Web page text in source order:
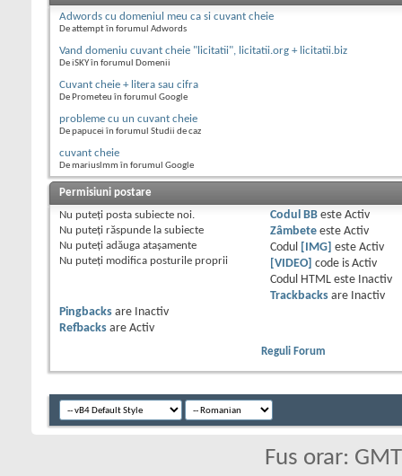
Adwords cu domeniul meu ca si cuvant cheie
De attempt în forumul Adwords
Vand domeniu cuvant cheie "licitatii", licitatii.org + licitatii.biz
De iSKY în forumul Domenii
Cuvant cheie + litera sau cifra
De Prometeu în forumul Google
probleme cu un cuvant cheie
De papucei în forumul Studii de caz
cuvant cheie
De mariuslmm în forumul Google
Permisiuni postare
Nu puteţi posta subiecte noi.
Nu puteţi răspunde la subiecte
Nu puteţi adăuga ataşamente
Nu puteţi modifica posturile proprii
Codul BBeste Activ
Zâmbeteeste Activ
Codul
[IMG] este Activ
[VIDEO] code is Activ
Codul HTML este
Inactiv
Trackbacksare
Inactiv
Pingbacks are
Inactiv
Refbacks are Activ
Reguli Forum
Fus orar: